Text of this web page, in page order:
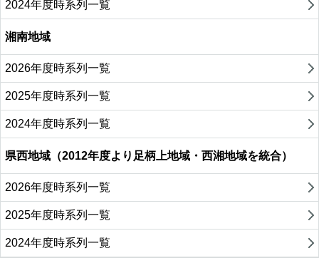
2024年度時系列一覧
湘南地域
2026年度時系列一覧
2025年度時系列一覧
2024年度時系列一覧
県西地域（2012年度より足柄上地域・西湘地域を統合）
2026年度時系列一覧
2025年度時系列一覧
2024年度時系列一覧